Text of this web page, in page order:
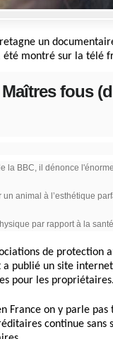
un
été montré sur la télé
fous
la BBC, il dénonce
un animal à l’esthétique
par rapport à la
de
a publié un site
pour les
France on y parle
continue